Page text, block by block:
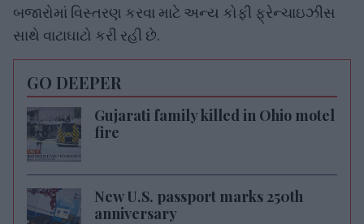
બજારોમાં વિસ્તરણ કરવા માટે અન્ય કોફી ફ્રેન્ચાઇઝીસ
સાથે વાટાઘાટો કરી રહી છે.
GO DEEPER
Gujarati family killed in Ohio motel
fire
New U.S. passport marks 250th
anniversary